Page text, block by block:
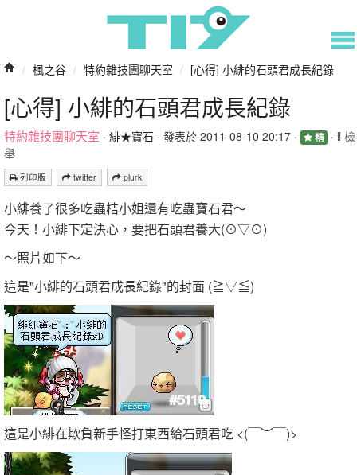
/ 楓之谷 / 特約雜技團聊天室 / [心得] 小緋的石頭君成長紀錄
[心得] 小緋的石頭君成長紀錄
特約雜技團聊天室 · 緋★寶石 · 發表於 2011-08-10 20:17 · 精 ·
檢
舉
列印版 twitter plurk
小緋養了很多吃蟲桔小姐還有吃蟲寶石君～
今天！小緋下定決心，要把石頭君養大(⊙▽⊙)
～照片如下～
這是"小緋的石頭君成長紀錄"的封面 (≧▽≦)
這是小緋在欺負新手怪打東西給石頭君吃 <(￣︶￣)>